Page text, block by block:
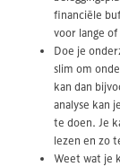
financiële
voor lange
Doe je
slim om
kan dan
analyse kan
te doen. Je
lezen en zo
Weet wat je